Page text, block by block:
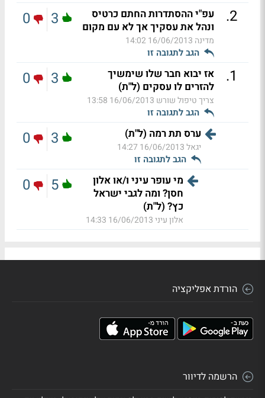
2
.
עפ"י ההסתדרות החתם כרטיס
ונהל את עסקיך אך לא עם מקום
מדינה 16/06/2013 14:02
הגב לתגובה זו
3
0
1
.
אז יבוא חבר שלו שימשיך
להזרים לו עסקים (ל"ת)
צריך טיפול שורש 16/06/2013 13:58
הגב לתגובה זו
3
0
ערס תת רמה (ל"ת)
יגאל16/06/2013 14:27
הגב לתגובה זו
3
0
מי עופר עיני ו/או אלון
חסן? ומה לגבי ישראל
כץ? (ל"ת)
אלון עיני16/06/2013 14:33
5
0
הורדת אפליקציה
הרשמה לדיוור